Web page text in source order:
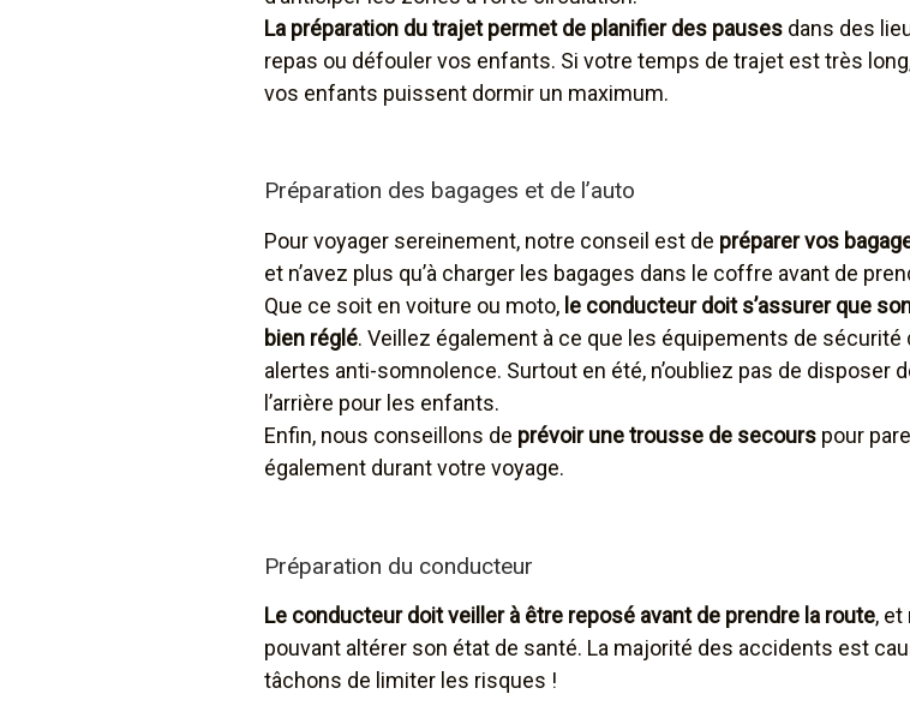
La préparation du trajet permet de planifier des pauses dans des
repas ou défouler vos enfants. Si votre temps de trajet est très
vos enfants puissent dormir un maximum.
Préparation des bagages et de l’auto
Pour voyager sereinement, notre conseil est de préparer vos
et n’avez plus qu’à charger les bagages dans le coffre avant de
Que ce soit en voiture ou moto, le conducteur doit s’assurer que
bien réglé. Veillez également à ce que les équipements de
alertes anti-somnolence. Surtout en été, n’oubliez pas de disposer
l’arrière pour les enfants.
Enfin, nous conseillons de prévoir une trousse de secours pour
également durant votre voyage.
Préparation du conducteur
Le conducteur doit veiller à être reposé avant de prendre la route,
pouvant altérer son état de santé. La majorité des accidents est
tâchons de limiter les risques !